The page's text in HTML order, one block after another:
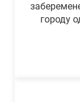
городу